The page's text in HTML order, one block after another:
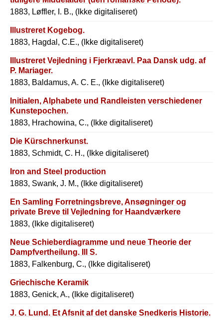
1883, Løffler, I. B., (Ikke digitaliseret)
Illustreret Kogebog.
1883, Hagdal, C.E., (Ikke digitaliseret)
Illustreret Vejledning i Fjerkræavl. Paa Dansk udg. af
P. Mariager.
1883, Baldamus, A. C. E., (Ikke digitaliseret)
Initialen, Alphabete und Randleisten verschiedener
Kunstepochen.
1883, Hrachowina, C., (Ikke digitaliseret)
Die Kürschnerkunst.
1883, Schmidt, C. H., (Ikke digitaliseret)
Iron and Steel production
1883, Swank, J. M., (Ikke digitaliseret)
En Samling Forretningsbreve, Ansøgninger og
private Breve til Vejledning for Haandværkere
1883, (Ikke digitaliseret)
Neue Schieberdiagramme und neue Theorie der
Dampfvertheilung. Ill S.
1883, Falkenburg, C., (Ikke digitaliseret)
Griechische Keramik
1883, Genick, A., (Ikke digitaliseret)
J. G. Lund. Et Afsnit af det danske Snedkeris Historie.